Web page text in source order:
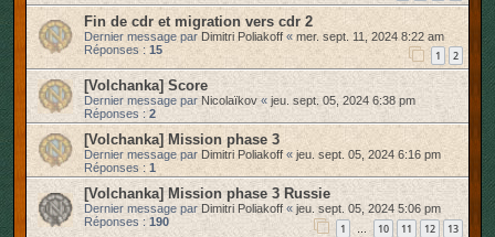
Fin de cdr et migration vers cdr 2
Dernier message par Dimitri Poliakoff«mer. sept. 11, 2024 8:22 am
Réponses : 15 1 2
[Volchanka] Score
Dernier message par Nicolaïkov« jeu. sept. 05, 2024 6:38 pm
Réponses : 2
[Volchanka] Mission phase 3
Dernier message par Dimitri Poliakoff«jeu. sept. 05, 2024 6:16 pm
Réponses : 1
[Volchanka] Mission phase 3 Russie
Dernier message par Dimitri Poliakoff « jeu. sept. 05, 2024 5:06 pm
Réponses : 190 1 … 10 11 12 13